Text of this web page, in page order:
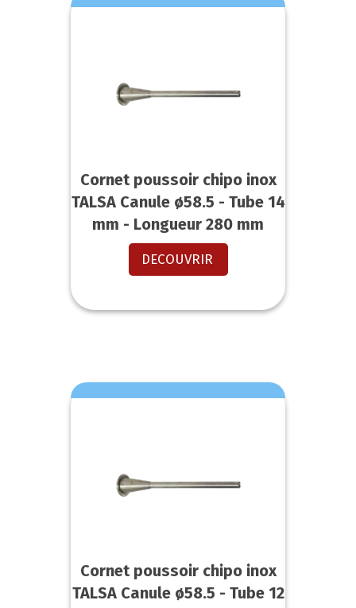
Cornet poussoir chipo inox
TALSA Canule ø58.5 - Tube 14
mm - Longueur 280 mm
DECOUVRIR
Cornet poussoir chipo inox
TALSA Canule ø58.5 - Tube 12